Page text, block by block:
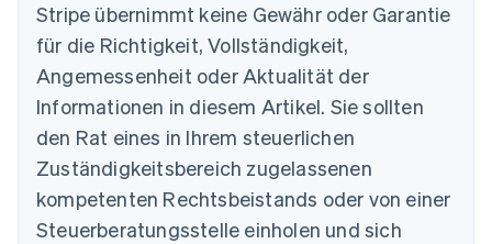
Stripe übernimmt keine Gewähr oder Garantie
für die Richtigkeit, Vollständigkeit,
Angemessenheit oder Aktualität der
Informationen in diesem Artikel. Sie sollten
den Rat eines in Ihrem steuerlichen
Zuständigkeitsbereich zugelassenen
kompetenten Rechtsbeistands oder von einer
Steuerberatungsstelle einholen und sich
Australien
English
Belgien
NederlandsFrançaisDeutschEnglish
Português English
Bulgarien
English
Dänemark
English